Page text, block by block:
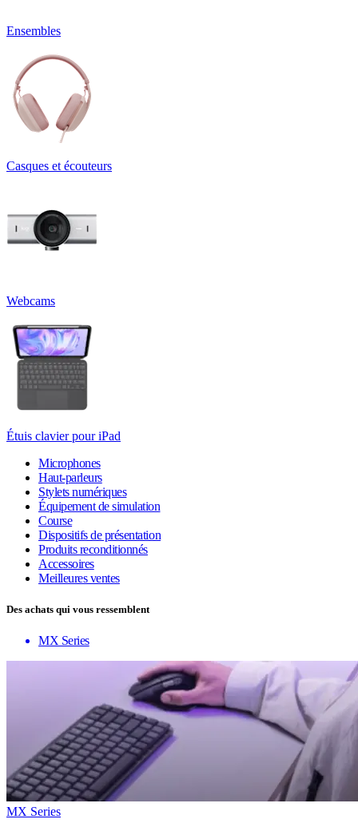
Ensembles
Casques et écouteurs
Webcams
Étuis clavier pour iPad
Microphones
Haut-parleurs
Stylets numériques
Équipement de simulation
Course
Dispositifs de présentation
Produits reconditionnés
Accessoires
Meilleures ventes
Des achats qui vous ressemblent
MX Series
MX Series